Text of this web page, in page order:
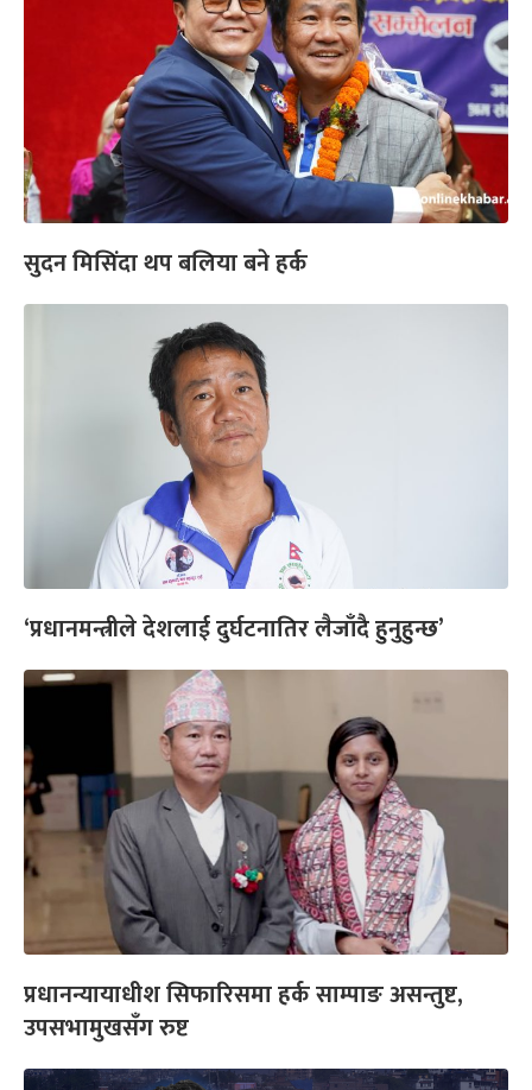
सुदन मिसिंदा थप बलिया बने हर्क
‘प्रधानमन्त्रीले देशलाई दुर्घटनातिर लैजाँदै हुनुहुन्छ’
प्रधानन्यायाधीश सिफारिसमा हर्क साम्पाङ असन्तुष्ट,
उपसभामुखसँग रुष्ट